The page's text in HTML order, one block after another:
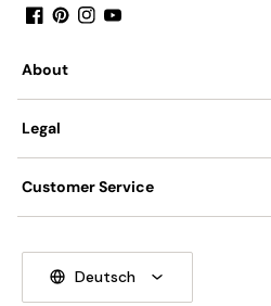
About
Legal
Customer Service
Deutsch